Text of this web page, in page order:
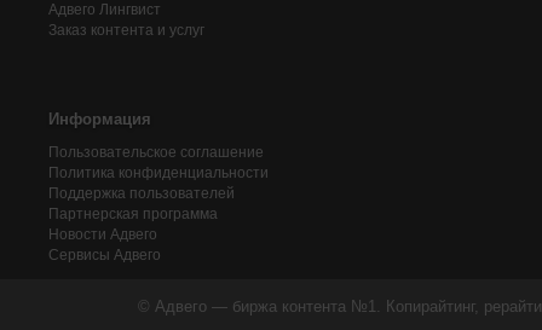
Адвего Лингвист
Заказ контента и услуг
Информация
Пользовательское соглашение
Политика конфиденциальности
Поддержка пользователей
Партнерская программа
Новости Адвего
Сервисы Адвего
© Адвего — биржа контента №1. Копирайтинг,